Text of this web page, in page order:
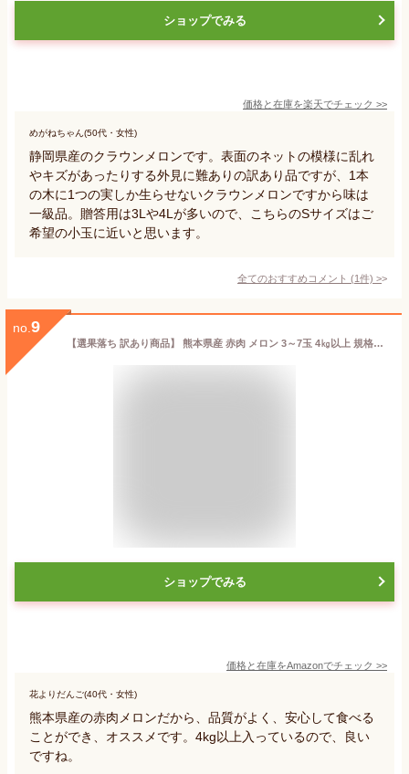
ショップでみる
価格と在庫を楽天でチェック >>
めがねちゃん(50代・女性)
静岡県産のクラウンメロンです。表面のネットの模様に乱れ
やキズがあったりする外見に難ありの訳あり品ですが、1本
の木に1つの実しか生らせないクラウンメロンですから味は
一級品。贈答用は3Lや4Lが多いので、こちらのSサイズはご
希望の小玉に近いと思います。
全てのおすすめコメント (1件) >
no. 9
【選果落ち 訳あり商品】 熊本県産 赤肉 メロン 3～7玉 4㎏以上 規格外 家庭用 贈答不可 加工用 (002)熊本県産 クインシー レノン その他 果物 フルーツ
ショップでみる
価格と在庫をAmazonでチェック >>
花よりだんご(40代・女性)
熊本県産の赤肉メロンだから、品質がよく、安心して食べる
ことができ、オススメです。4kg以上入っているので、良い
ですね。